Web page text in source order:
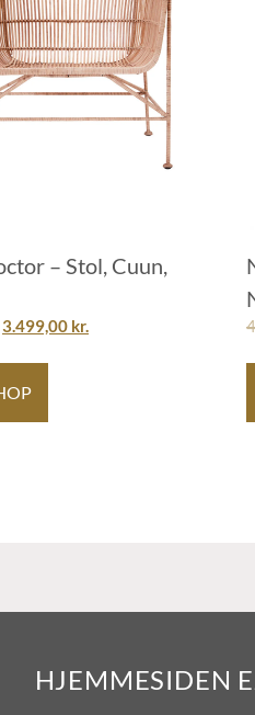
– Stol, Cuun,
3.499,00 kr.
HJEMMESIDEN